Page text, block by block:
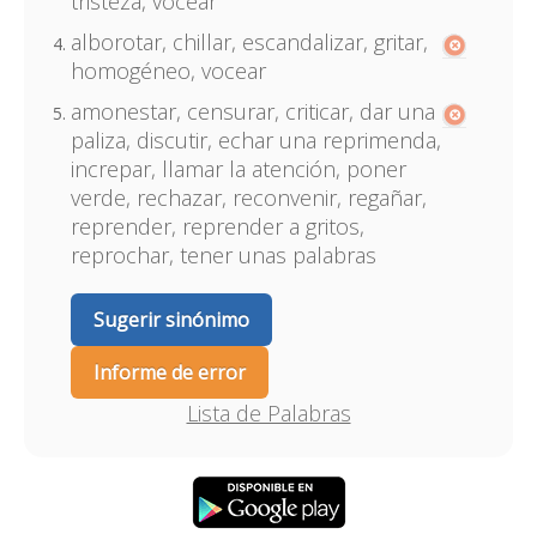
alborotar, chillar, escandalizar, gritar,
homogéneo, vocear
amonestar, censurar, criticar, dar una
paliza, discutir, echar una reprimenda,
increpar, llamar la atención, poner
verde, rechazar, reconvenir, regañar,
reprender, reprender a gritos,
reprochar, tener unas palabras
Sugerir sinónimo
Informe de error
Lista de Palabras